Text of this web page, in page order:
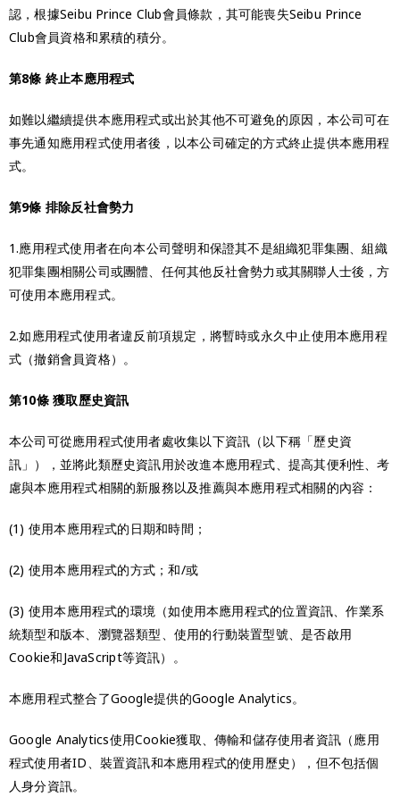
認，根據Seibu Prince Club會員條款，其可能喪失Seibu Prince
Club會員資格和累積的積分。
第8條 終止本應用程式
如難以繼續提供本應用程式或出於其他不可避免的原因，本公司可在
事先通知應用程式使用者後，以本公司確定的方式終止提供本應用程
式。
第9條 排除反社會勢力
1.應用程式使用者在向本公司聲明和保證其不是組織犯罪集團、組織
犯罪集團相關公司或團體、任何其他反社會勢力或其關聯人士後，方
可使用本應用程式。
2.如應用程式使用者違反前項規定，將暫時或永久中止使用本應用程
式（撤銷會員資格）。
第10條 獲取歷史資訊
本公司可從應用程式使用者處收集以下資訊（以下稱「歷史資
訊」），並將此類歷史資訊用於改進本應用程式、提高其便利性、考
慮與本應用程式相關的新服務以及推薦與本應用程式相關的內容：
(1) 使用本應用程式的日期和時間；
(2) 使用本應用程式的方式；和/或
(3) 使用本應用程式的環境（如使用本應用程式的位置資訊、作業系
統類型和版本、瀏覽器類型、使用的行動裝置型號、是否啟用
Cookie和JavaScript等資訊）。
本應用程式整合了Google提供的Google Analytics。
Google Analytics使用Cookie獲取、傳輸和儲存使用者資訊（應用
程式使用者ID、裝置資訊和本應用程式的使用歷史），但不包括個
人身分資訊。